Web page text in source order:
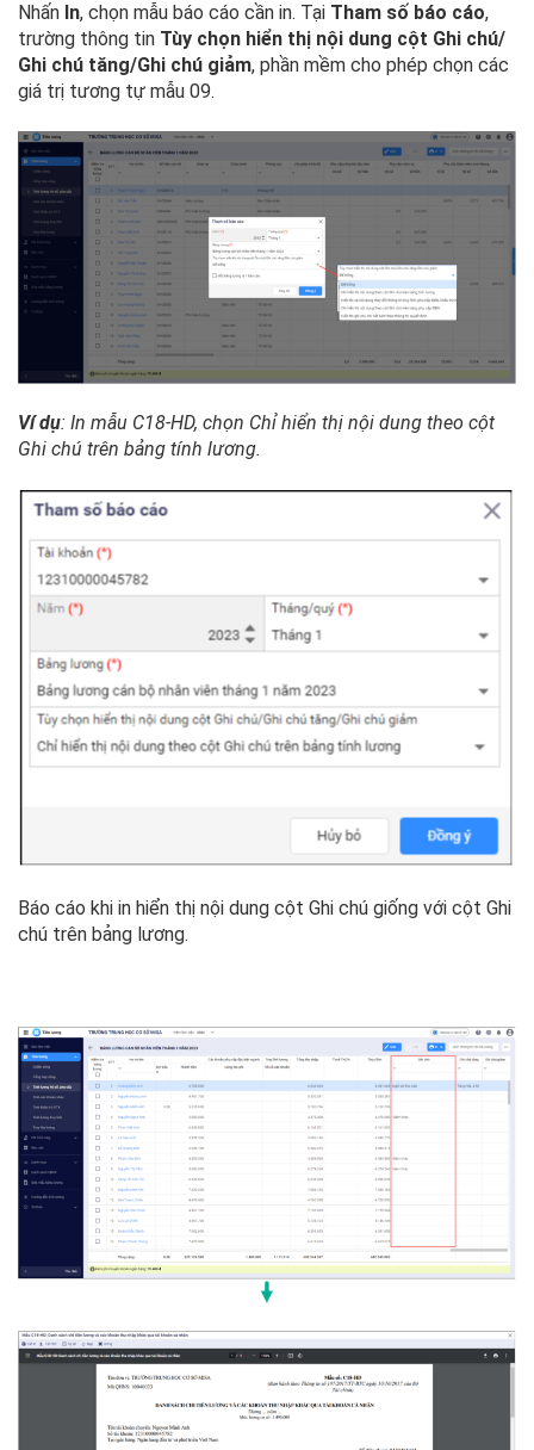
Nhấn In, chọn mẫu báo cáo cần in. Tại Tham số báo cáo,
trường thông tin Tùy chọn hiển thị nội dung cột Ghi chú/
Ghi chú tăng/Ghi chú giảm, phần mềm cho phép chọn các
giá trị tương tự mẫu 09.
Ví dụ: In mẫu C18-HD, chọn Chỉ hiển thị nội dung theo cột
Ghi chú trên bảng tính lương.
Báo cáo khi in hiển thị nội dung cột Ghi chú giống với cột Ghi
chú trên bảng lương.